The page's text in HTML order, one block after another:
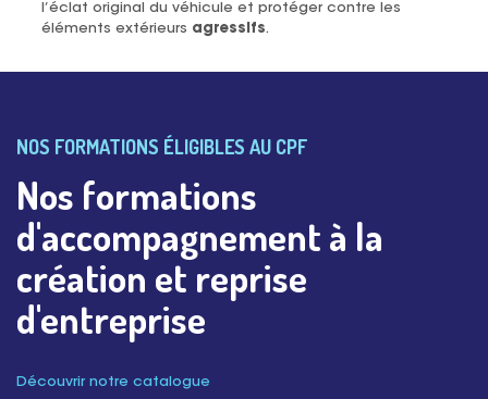
l’éclat original du véhicule et protéger contre les
éléments extérieurs agressifs.
NOS FORMATIONS ÉLIGIBLES AU CPF
Nos formations
d'accompagnement à la
création et reprise
d'entreprise
Découvrir notre catalogue